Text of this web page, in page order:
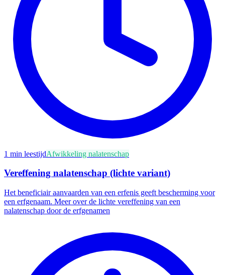
1 min leestijdAfwikkeling nalatenschap
Vereffening nalatenschap (lichte variant)
Het beneficiair aanvaarden van een erfenis geeft bescherming voor
een erfgenaam. Meer over de lichte vereffening van een
nalatenschap door de erfgenamen